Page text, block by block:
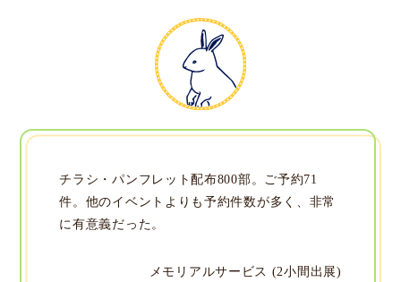
チラシ・パンフレット配布800部。ご予約71
件。他のイベントよりも予約件数が多く、非常
に有意義だった。
メモリアルサービス (2小間出展)